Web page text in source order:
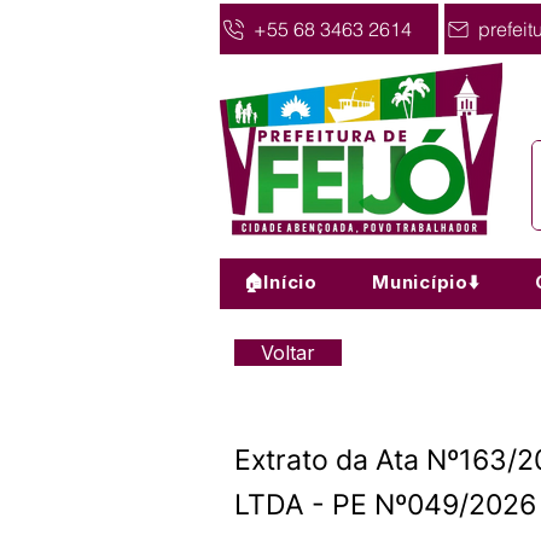
+55 68 3463 2614
🏠Início Município⬇️
Voltar
Extrato da Ata Nº163/
LTDA - PE Nº049/2026